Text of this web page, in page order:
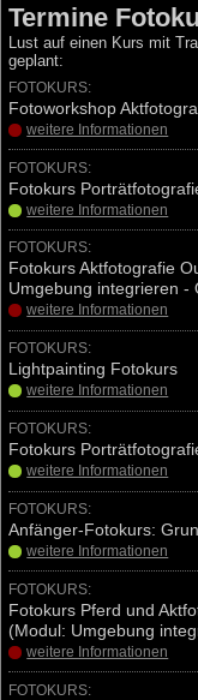
Termine
Lust auf einen Kurs mit
geplant:
FOTOKURS:
Fotoworkshop
weitere Informationen
FOTOKURS:
Fotokurs
weitere Informationen
FOTOKURS:
Fotokurs Aktfotografie
Umgebung integrieren -
weitere Informationen
FOTOKURS:
Lightpainting Fotokurs
weitere Informationen
FOTOKURS:
Fotokurs
weitere Informationen
FOTOKURS:
Anfänger-Fotokurs:
weitere Informationen
FOTOKURS:
Fotokurs Pferd und
(Modul: Umgebung
weitere Informationen
FOTOKURS: